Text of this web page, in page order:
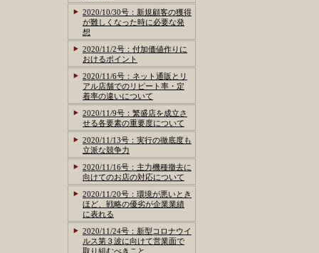
2020/10/30号：新規顧客の獲得
が難しくなった時に必要な発
想
2020/11/2号：付加価値作りに
おけるポイント
2020/11/6号：ネット通販とリ
アル店舗でのリピート率・定
着率の違いについて
2020/11/9号：繁盛店を成立さ
せる各要素の重要度について
2020/11/13号：実行の徹底度も
立派な競争力
2020/11/16号：主力機種撤去に
向けてのお店の対応について
2020/11/20号：環境が悪いとき
ほど、戦略の優劣が企業業績
に表れる
2020/11/24号：新型コロナウイ
ルス第３波に向けて営業面で
取り組むべきこと